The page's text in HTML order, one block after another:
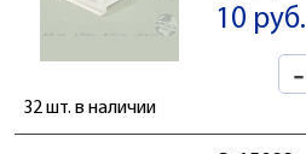
10 руб.
-
32 шт. в наличии